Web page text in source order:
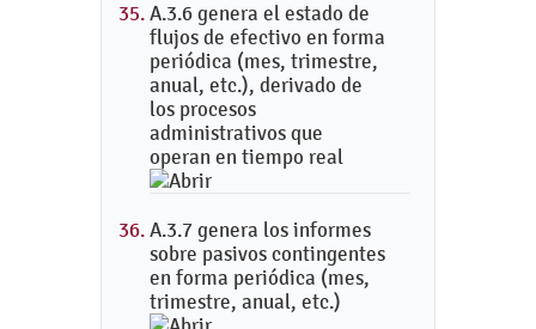
A.3.6 genera el estado de
flujos de efectivo en forma
periódica (mes, trimestre,
anual, etc.), derivado de
los procesos
administrativos que
operan en tiempo real
A.3.7 genera los informes
sobre pasivos contingentes
en forma periódica (mes,
trimestre, anual, etc.)